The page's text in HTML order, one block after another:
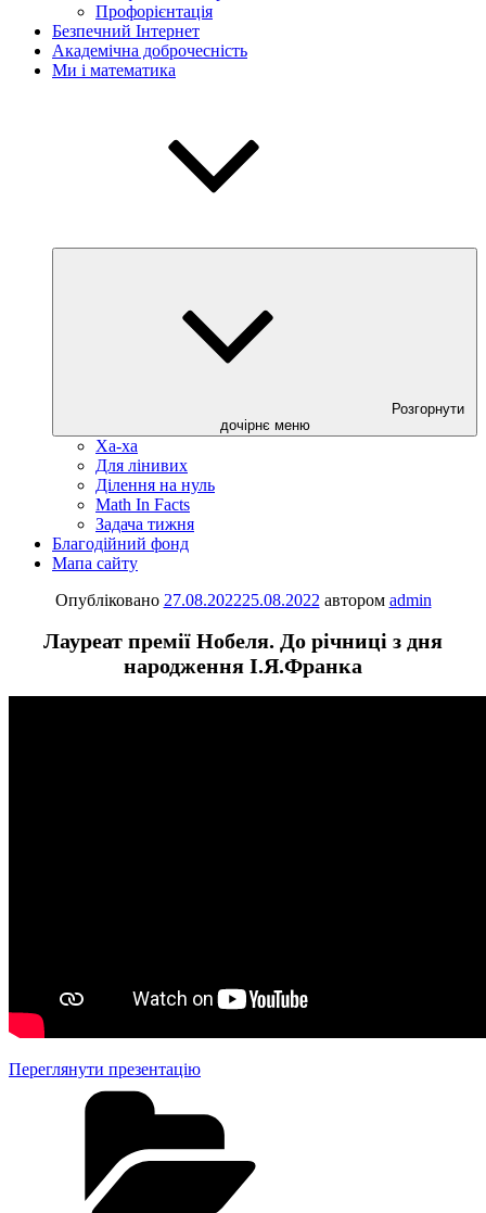
Профорієнтація
Безпечний Інтернет
Академічна доброчесність
Ми і математика
Розгорнути
дочірнє меню
Ха-ха
Для лінивих
Ділення на нуль
Math In Facts
Задача тижня
Благодійний фонд
Мапа сайту
Опубліковано 27.08.202225.08.2022 автором admin
Лауреат премії Нобеля. До річниці з дня
народження І.Я.Франка
Переглянути презентацію